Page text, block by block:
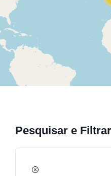
Pesquisar e